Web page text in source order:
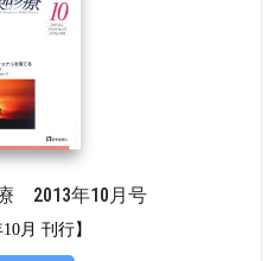
2013年10月号
10月 刊行】